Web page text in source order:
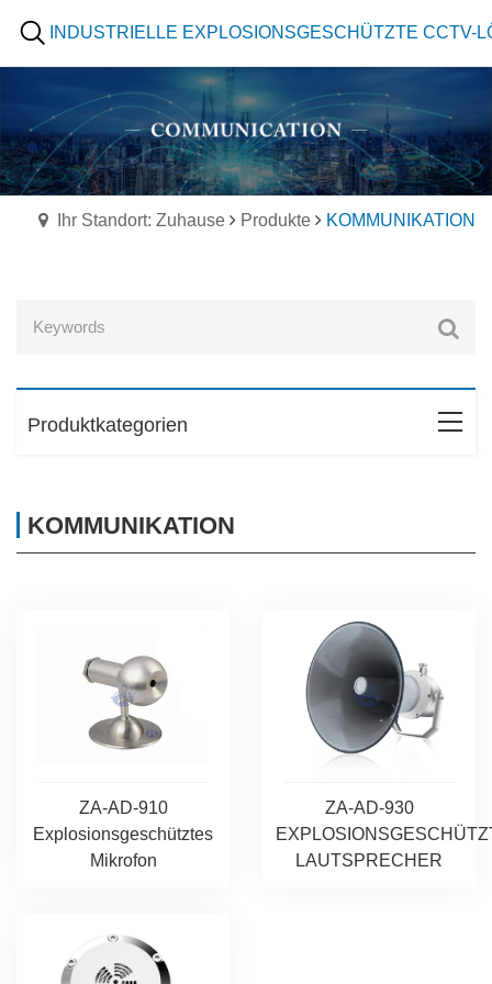
INDUSTRIELLE EXPLOSIONSGESCHÜTZTE CCTV-
Ihr Standort: Zuhause Produkte KOMMUNIKATION
Produktkategorien
KOMMUNIKATION
ZA-AD-910
Explosionsgeschütztes
Mikrofon
ZA-AD-930
LAUTSPRECHER